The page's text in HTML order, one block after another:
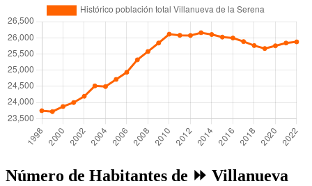
Número de Habitantes de ⏩ Villanueva